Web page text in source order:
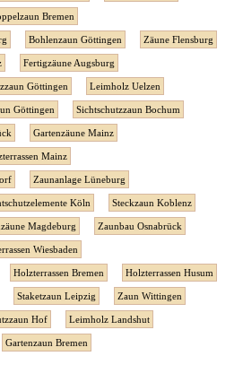
Bremen
Bohlenzaun Göttingen Zäune Flensburg
Fertigzäune Augsburg
Göttingen Leimholz Uelzen
Göttingen Sichtschutzzaun Bochum
Gartenzäune Mainz
Mainz
Zaunanlage Lüneburg
Köln Steckzaun Koblenz
Magdeburg Zaunbau Osnabrück
Wiesbaden
Holzterrassen Bremen Holzterrassen Husum
Staketzaun Leipzig Zaun Wittingen
Hof Leimholz Landshut
Gartenzaun Bremen